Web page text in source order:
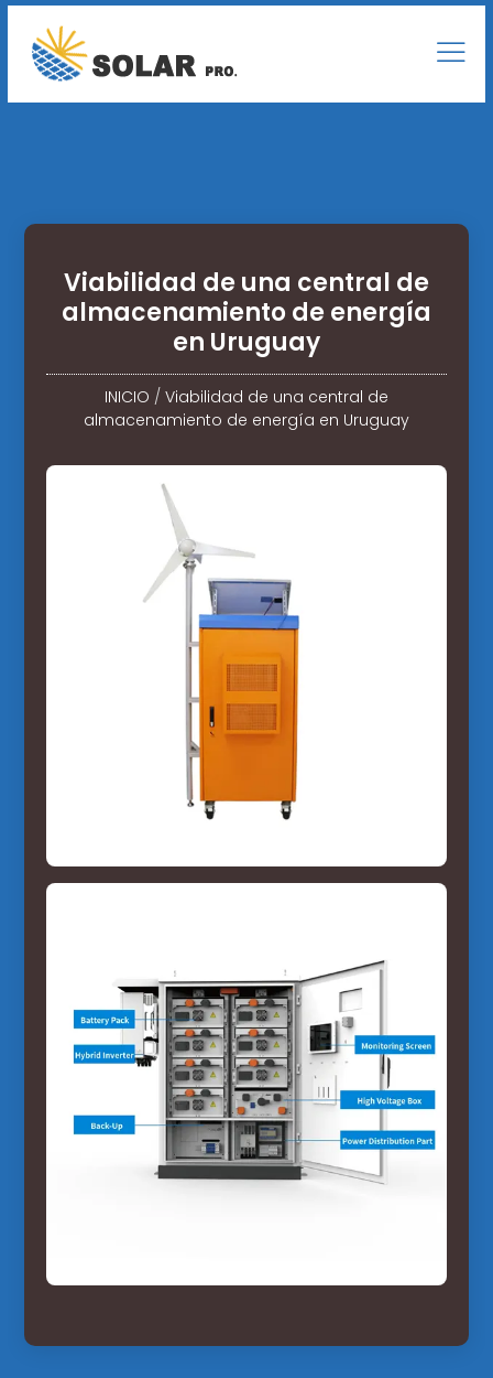
Viabilidad de una central de
almacenamiento de energía
en Uruguay
INICIO / Viabilidad de una central de
almacenamiento de energía en Uruguay